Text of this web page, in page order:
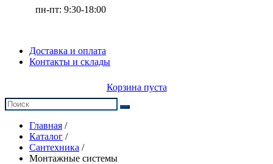
пн-пт: 9:30-18:00
Доставка и оплата
Контакты и склады
Корзина пуста
Главная /
Каталог /
Сантехника /
Монтажные системы